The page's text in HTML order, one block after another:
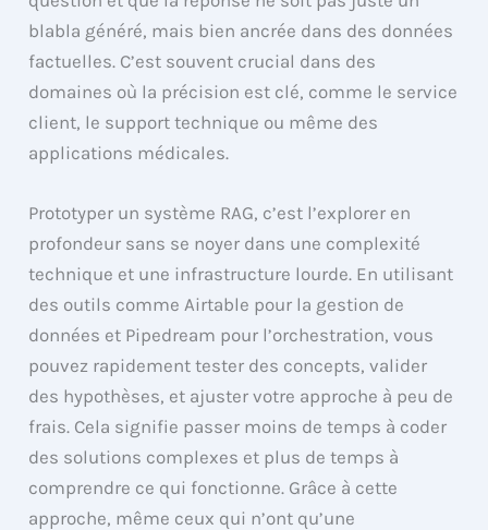
blabla généré, mais bien ancrée dans des données
factuelles. C’est souvent crucial dans des
domaines où la précision est clé, comme le service
client, le support technique ou même des
applications médicales.
Prototyper un système RAG, c’est l’explorer en
profondeur sans se noyer dans une complexité
technique et une infrastructure lourde. En utilisant
des outils comme Airtable pour la gestion de
données et Pipedream pour l’orchestration, vous
pouvez rapidement tester des concepts, valider
des hypothèses, et ajuster votre approche à peu de
frais. Cela signifie passer moins de temps à coder
des solutions complexes et plus de temps à
comprendre ce qui fonctionne. Grâce à cette
approche, même ceux qui n’ont qu’une